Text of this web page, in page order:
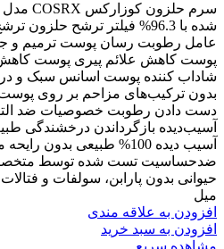
سرم حلزون کوزارکس COSRX مدل Advanced Snail 96
شده با 96.3% فیلتر ترشح حلزون
عامل رطوبت رسان پوست ترمیم و
پوست کاهش علائم پیری پوست
شاداب کننده پوست اسانس سبک و
بدون ترکیب‌های مزاحم بر روی
دست دادن رطوبت خصوصیات ضد
آسیب‌دیده بازگرداندن درخشندگی
آسیب دیده 100% طبیعی
ضدحساسیت تست شده توسط
میل
افزودن به علاقه مندی
افزودن به سبد خرید